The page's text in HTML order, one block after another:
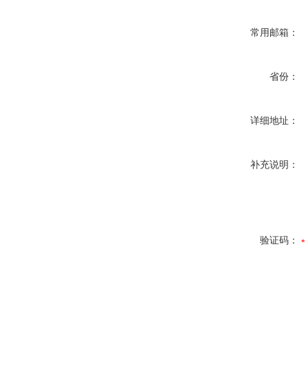
常用邮箱：
省份：
详细地址：
补充说明：
验证码：